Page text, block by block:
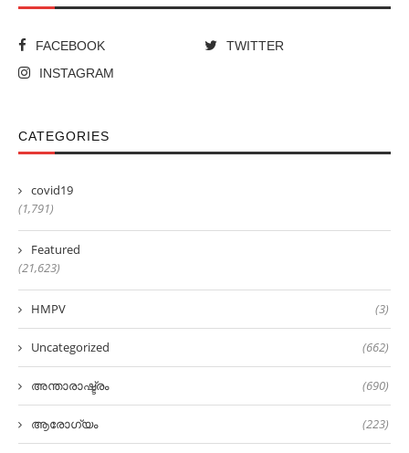
FACEBOOK
TWITTER
INSTAGRAM
CATEGORIES
covid19
(1,791)
Featured
(21,623)
HMPV (3)
Uncategorized (662)
അന്താരാഷ്ട്രം (690)
ആരോഗ്യം (223)